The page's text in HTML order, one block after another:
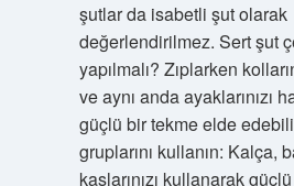
şutlar da isabetli şut olarak
değerlendirilmez. Sert şut
yapılmalı? Zıplarken
ve aynı anda ayaklarınızı
güçlü bir tekme elde
gruplarını kullanın: Kalça,
kaslarınızı kullanarak